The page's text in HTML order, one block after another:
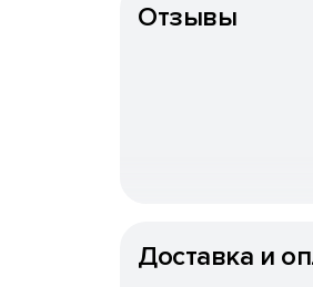
компьютерах
Позволяет
Отзывы
Доставка и